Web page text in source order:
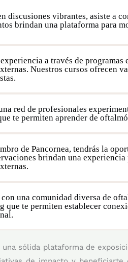
discusiones vibrantes, asiste a
brindan una plataforma para
a través de programas
Nuestros cursos ofrecen
red de profesionales
te permiten aprender de
de Pancornea, tendrás la
brindan una
con una comunidad diversa de
que te permiten establecer
sólida plataforma de